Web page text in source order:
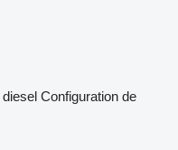
diesel Configuration de